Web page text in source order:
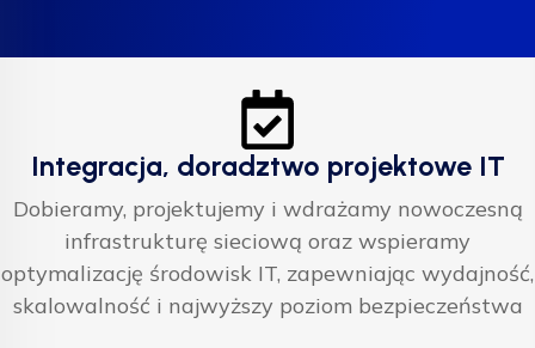
Integracja, doradztwo projektowe IT
Dobieramy, projektujemy i wdrażamy nowoczesną
infrastrukturę sieciową oraz wspieramy
optymalizację środowisk IT, zapewniając wydajność,
skalowalność i najwyższy poziom bezpieczeństwa